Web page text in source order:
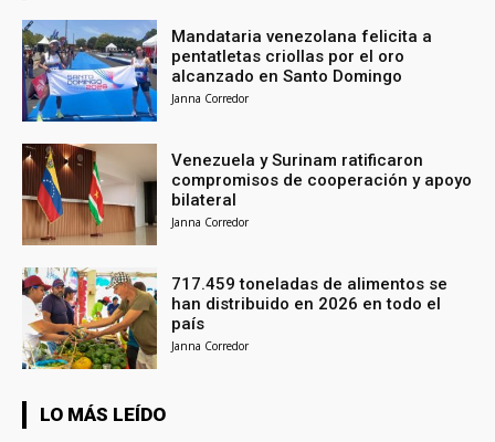
Mandataria venezolana felicita a
pentatletas criollas por el oro
alcanzado en Santo Domingo
Janna Corredor
Venezuela y Surinam ratificaron
compromisos de cooperación y apoyo
bilateral
Janna Corredor
717.459 toneladas de alimentos se
han distribuido en 2026 en todo el
país
Janna Corredor
LO MÁS LEÍDO